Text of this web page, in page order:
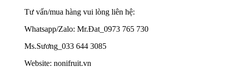
Tư vấn/mua hàng vui lòng liên hệ:
Whatsapp/Zalo: Mr.Đat_0973 765 730
Ms.Sương_033 644 3085
Website: nonifruit.vn